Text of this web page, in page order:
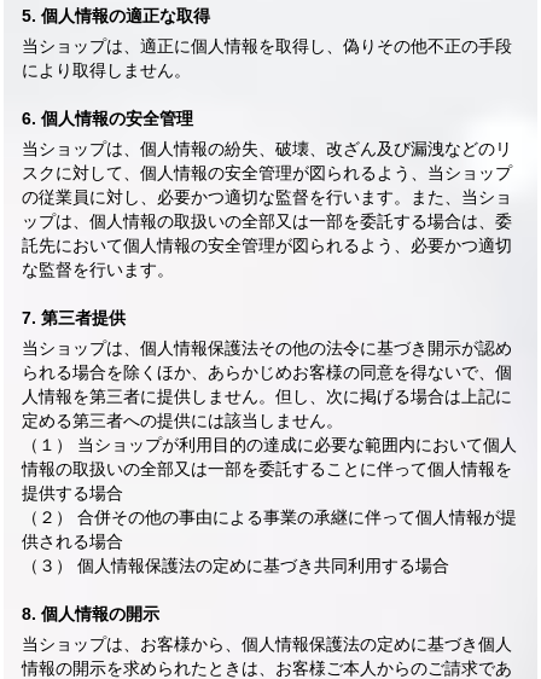
5. 個人情報の適正な取得
当ショップは、適正に個人情報を取得し、偽りその他不正の手段
により取得しません。
6. 個人情報の安全管理
当ショップは、個人情報の紛失、破壊、改ざん及び漏洩などのリ
スクに対して、個人情報の安全管理が図られるよう、当ショップ
の従業員に対し、必要かつ適切な監督を行います。また、当ショ
ップは、個人情報の取扱いの全部又は一部を委託する場合は、委
託先において個人情報の安全管理が図られるよう、必要かつ適切
な監督を行います。
7. 第三者提供
当ショップは、個人情報保護法その他の法令に基づき開示が認め
られる場合を除くほか、あらかじめお客様の同意を得ないで、個
人情報を第三者に提供しません。但し、次に掲げる場合は上記に
定める第三者への提供には該当しません。
（１） 当ショップが利用目的の達成に必要な範囲内において個人
情報の取扱いの全部又は一部を委託することに伴って個人情報を
提供する場合
（２） 合併その他の事由による事業の承継に伴って個人情報が提
供される場合
（３） 個人情報保護法の定めに基づき共同利用する場合
8. 個人情報の開示
当ショップは、お客様から、個人情報保護法の定めに基づき個人
情報の開示を求められたときは、お客様ご本人からのご請求であ